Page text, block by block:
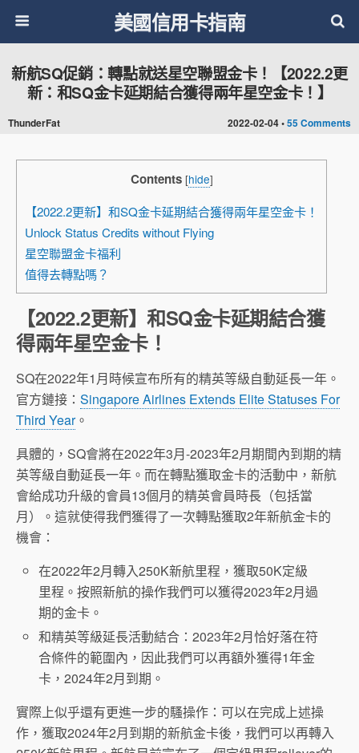
美國信用卡指南
2022-02-04 •55 Comments
新航SQ促銷：轉點就送星空聯盟金卡！【2022.2更
新：和SQ金卡延期結合獲得兩年星空金卡！】
ThunderFat
Contents [hide]
【2022.2更新】和SQ金卡延期結合獲得兩年星空金卡！
Unlock Status Credits without Flying
星空聯盟金卡福利
值得去轉點嗎？
【2022.2更新】和SQ金卡延期結合獲
得兩年星空金卡！
SQ在2022年1月時候宣布所有的精英等級自動延長一年。
官方鏈接： Singapore Airlines Extends Elite Statuses For
Third Year。
具體的，SQ會將在2022年3月-2023年2月期間內到期的精
英等級自動延長一年。而在轉點獲取金卡的活動中，新航
會給成功升級的會員13個月的精英會員時長（包括當
月）。這就使得我們獲得了一次轉點獲取2年新航金卡的
機會：
在2022年2月轉入250K新航里程，獲取50K定級
里程。按照新航的操作我們可以獲得2023年2月過
期的金卡。
和精英等級延長活動結合：2023年2月恰好落在符
合條件的範圍內，因此我們可以再額外獲得1年金
卡，2024年2月到期。
實際上似乎還有更進一步的騷操作：可以在完成上述操
作，獲取2024年2月到期的新航金卡後，我們可以再轉入